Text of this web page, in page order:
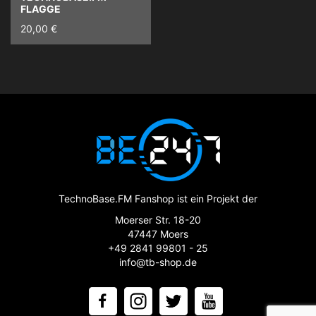
FLAGGE
20,00 €
TechnoBase.FM Fanshop ist ein Projekt der
Moerser Str. 18-20
47447 Moers
+49 2841 99801 - 25
info@tb-shop.de